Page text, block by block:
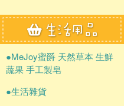
●MeJoy蜜爵 天然草本 生鮮
蔬果 手工製皂
●生活雜貨